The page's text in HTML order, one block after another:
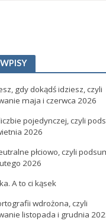
gdy dokądś idziesz, czyli
maja i czerwca 2026
pojedynczej, czyli
2026
płciowo, czyli
2026
A to ci kąsek
wdrożona, czyli
listopada i grudnia